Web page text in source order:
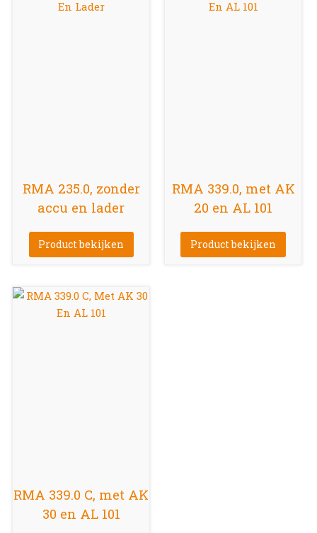
RMA 235.0, zonder
accu en lader
Product bekijken
RMA 339.0, met AK
20 en AL 101
Product bekijken
RMA 339.0 C, met AK
30 en AL 101